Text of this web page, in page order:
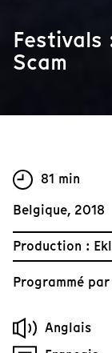
Festivals
Scam
81 min
Belgique, 2018
Production :
Programmé par
Anglais